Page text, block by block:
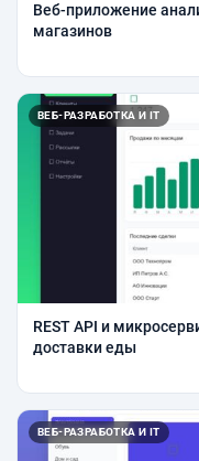
Веб-приложение
магазинов
ВЕБ-РАЗРАБОТКА И IT
REST API и
доставки еды
ВЕБ-РАЗРАБОТКА И IT